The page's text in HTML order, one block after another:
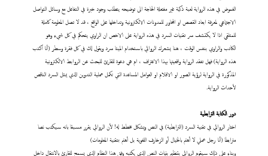
الغموض في هذه الرواية لعبة ذكية غير مفتعلة الحاجة الى توضيحه يتطلب وجود خبرة في التفاعل مع وسائل التواصل
الاجتماعي لمعرفة ابعاد القصص او المحاور للمدونات الالكترونية وتداخلها على الواقع ، قد لا تصل المعلومة كاملة
للمتلقي اذا لا يكتشف سر تقنيات السرد في هذه الرواية على الاخص ان الراوي يتحكم في كل شيء وهو
الكاتب والراوي بنفس الوقت ، هنا يشعرك الروائي باستخدام الميتا سرد ويقول لك في كل فقرة وسطر (أنا اكتب
هذه الرواية) فهل تفقد الرواية واقعيتها بهذا الاعتراف ، ام هي دعوة للقارئ للبحث عن الروابط الالكترونية
المذكورة في الرواية لرؤية الصور او الافلام او العوامل المساعدة التي تكمل عملية التدوين الذي يمثل السرد الناقص
لأحداث الرواية.
دور الكتابة الترابطية
اختار الروائي في تقنية السرد (الترابطية) في النص وبشكل مخطط له! لأن الروائي يقرر مسبقا بانه سيكتب نصا
مترابطا (أنا رجل عملي لا أهتم بالخيال أو الزخارف اللغوية بل أهتم بتقنية المعلومات)
وبناء على ذلك سيقوم الروائي بتنظيم بنيات النص الذي يكتبه وفق هذا النظام الذي يسمح للقارئ بالانتقال داخل